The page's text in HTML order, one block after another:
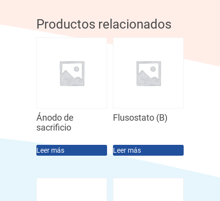
Productos relacionados
Ánodo de
sacrificio
Leer más
Flusostato (B)
Leer más